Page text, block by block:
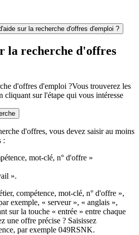
sur la recherche d'offres d'emploi ?
la recherche d'offres
d'offres d'emploi ?Vous trouverez les
cliquant sur l'étape qui vous intéresse
d'offres, vous devez saisir au moins
:
mot-clé, n° d'offre »
».
compétence, mot-clé, n° d'offre »,
exemple, « serveur », « anglais »,
sur la touche « entrée » entre chaque
une offre précise ? Saisissez
par exemple 049RSNK.